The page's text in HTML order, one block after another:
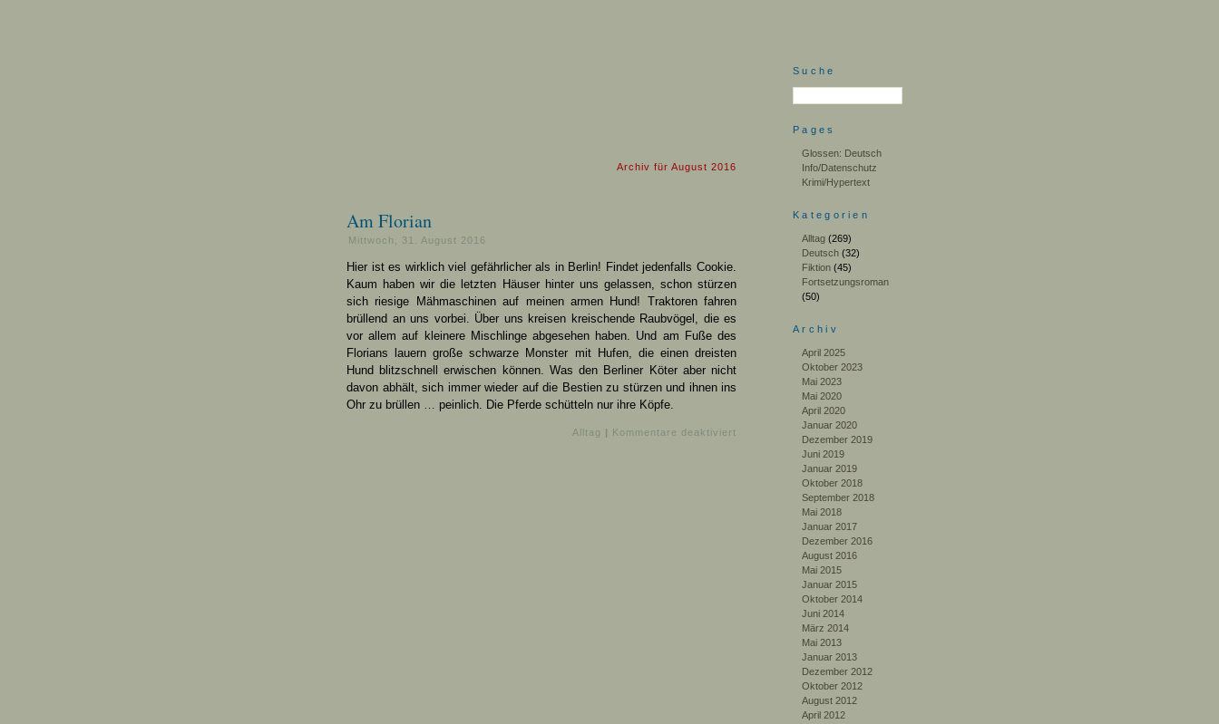
Archiv für August 2016
Am Florian
Mittwoch, 31. August 2016
Hier ist es wirklich viel gefährlicher als in Berlin! Findet jedenfalls Cookie.
Kaum haben wir die letzten Häuser hinter uns gelassen, schon stürzen
sich riesige Mähmaschinen auf meinen armen Hund! Traktoren fahren
brüllend an uns vorbei. Über uns kreisen kreischende Raubvögel, die es
vor allem auf kleinere Mischlinge abgesehen haben. Und am Fuße des
Florians lauern große schwarze Monster mit Hufen, die einen dreisten
Hund blitzschnell erwischen können. Was den Berliner Köter aber nicht
davon abhält, sich immer wieder auf die Bestien zu stürzen und ihnen ins
Ohr zu brüllen … peinlich. Die Pferde schütteln nur ihre Köpfe.
Alltag | Kommentare deaktiviert
Suche
Pages
Glossen: Deutsch
Info/Datenschutz
Krimi/Hypertext
Kategorien
Alltag (269)
Deutsch (32)
Fiktion (45)
Fortsetzungsroman
(50)
Archiv
April 2025
Oktober 2023
Mai 2023
Mai 2020
April 2020
Januar 2020
Dezember 2019
Juni 2019
Januar 2019
Oktober 2018
September 2018
Mai 2018
Januar 2017
Dezember 2016
August 2016
Mai 2015
Januar 2015
Oktober 2014
Juni 2014
März 2014
Mai 2013
Januar 2013
Dezember 2012
Oktober 2012
August 2012
April 2012